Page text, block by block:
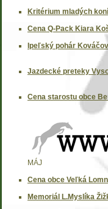
Kritérium mladých
Cena Q-Pack Kiara
Ipeľský pohár
Jazdecké preteky
Cena starostu obce
MÁJ
Cena obce Veľká
Memoriál L.Myslíka